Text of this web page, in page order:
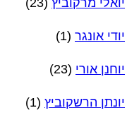
יודי אונגר (1)
יוחנן אורי (23)
יונתן הרשקוביץ (1)